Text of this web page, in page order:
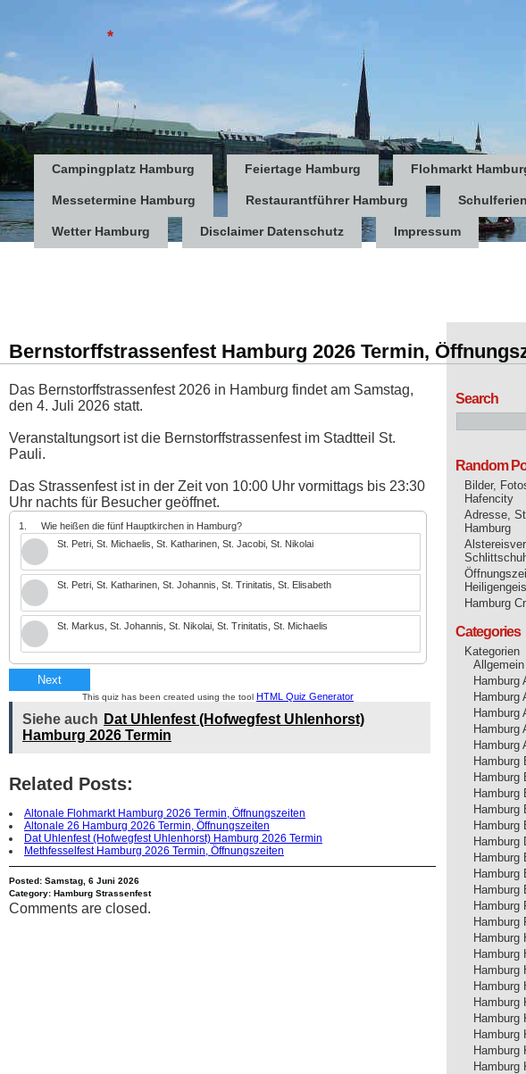
*
Campingplatz Hamburg Feiertage Hamburg Flohmarkt
Messetermine Hamburg Restaurantführer Hamburg
Wetter Hamburg Disclaimer Datenschutz Impressum
Bernstorffstrassenfest Hamburg 2026 Termin,
Das Bernstorffstrassenfest 2026 in Hamburg findet am Samstag,
den 4. Juli 2026 statt.
Veranstaltungsort ist die Bernstorffstrassenfest im Stadtteil St.
Pauli.
Das Strassenfest ist in der Zeit von 10:00 Uhr vormittags bis 23:30
Uhr nachts für Besucher geöffnet.
1.
Wie heißen die fünf Hauptkirchen in Hamburg?
St. Petri, St. Michaelis, St. Katharinen, St. Jacobi, St. Nikolai
St. Petri, St. Katharinen, St. Johannis, St. Trinitatis, St. Elisabeth
St. Markus, St. Johannis, St. Nikolai, St. Trinitatis, St. Michaelis
Next
This quiz has been created using the tool HTML Quiz Generator
Siehe auch Dat Uhlenfest (Hofwegfest Uhlenhorst)
Hamburg 2026 Termin
Related Posts:
Altonale Flohmarkt Hamburg 2026 Termin, Öffnungszeiten
Altonale 26 Hamburg 2026 Termin, Öffnungszeiten
Dat Uhlenfest (Hofwegfest Uhlenhorst) Hamburg 2026 Termin
Methfesselfest Hamburg 2026 Termin, Öffnungszeiten
Posted: Samstag, 6 Juni 2026
Category: Hamburg Strassenfest
Comments are closed.
Search
Random
Bilder,
Hafencity
Adresse,
Hamburg
Hamburg
Categories
Kategorien
Allgemein
Hamburg
Hamburg
Hamburg
Hamburg
Hamburg
Hamburg
Hamburg
Hamburg
Hamburg
Hamburg
Hamburg
Hamburg
Hamburg
Hamburg
Hamburg
Hamburg
Hamburg
Hamburg
Hamburg
Hamburg
Hamburg
Hamburg
Hamburg
Hamburg
Hamburg